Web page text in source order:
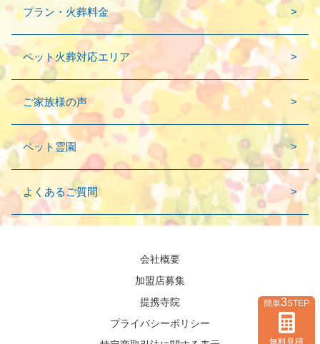
簡単3STEP
無料見積
プラン・火葬料金
ペット火葬対応エリア
ご家族様の声
ペット霊園
よくあるご質問
会社概要
加盟店募集
提携寺院
プライバシーポリシー